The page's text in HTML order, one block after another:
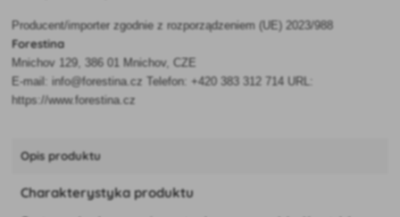
Producent/importer zgodnie z rozporządzeniem (UE) 2023/988
Forestina
Mnichov 129, 386 01 Mnichov, CZE
E-mail: info@forestina.cz Telefon: +420 383 312 714 URL:
https://www.forestina.cz
Opis produktu
Charakterystyka produktu